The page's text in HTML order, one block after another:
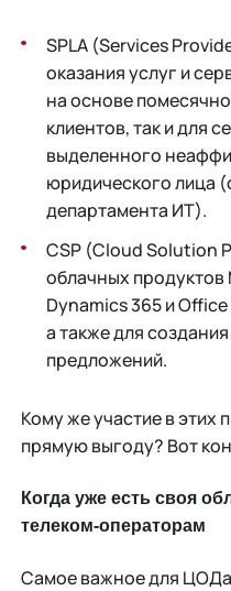
SPLA (Services
оказания услуг и
на основе
клиентов, так и для
выделенного
юридического лица
департамента ИТ).
CSP (Cloud Solution
облачных продуктов
Dynamics 365 и
а также для
предложений.
Кому же участие в этих
прямую выгоду? Вот
Когда уже есть своя
телеком-операторам
Самое важное для ЦОДа